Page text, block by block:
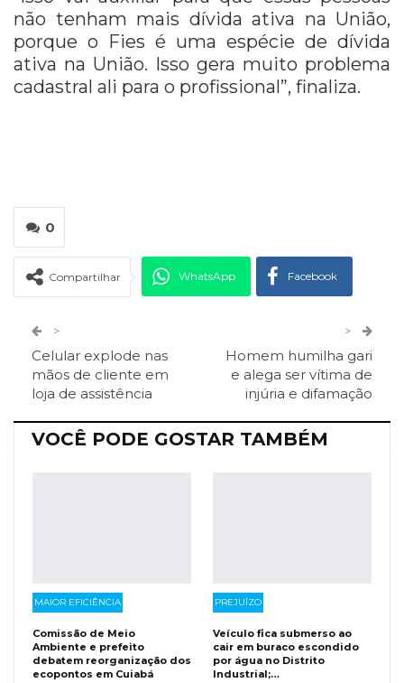
não tenham mais dívida ativa na União,
porque o Fies é uma espécie de dívida
ativa na União. Isso gera muito problema
cadastral ali para o profissional”, finaliza.
0
Compartilhar WhatsApp Facebook
ReddIt Telegram
>
Celular explode nas
mãos de cliente em
loja de assistência
>
Homem humilha gari
e alega ser vítima de
injúria e difamação
VOCÊ PODE GOSTAR TAMBÉM
MAIOR EFICIÊNCIA
Comissão de Meio
Ambiente e prefeito
debatem reorganização dos
ecopontos em Cuiabá
PREJUÍZO
Veículo fica submerso ao
cair em buraco escondido
por água no Distrito
Industrial;…